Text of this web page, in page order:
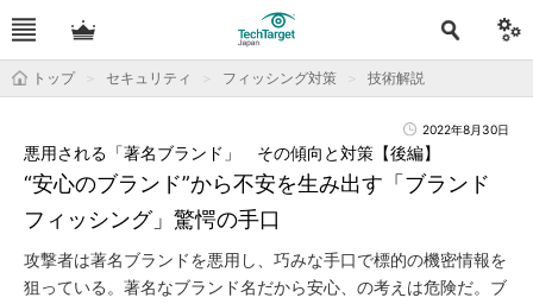
トップ セキュリティ フィッシング対策 技術解説
2022年8月30日
“安心のブランド”から不安を生み出す「ブランド
フィッシング」驚愕の手口
悪用される「著名ブランド」 その傾向と対策【後編】
攻撃者は著名ブランドを悪用し、巧みな手口で標的の機密情報を
狙っている。著名なブランド名だから安心、の考えは危険だ。ブ